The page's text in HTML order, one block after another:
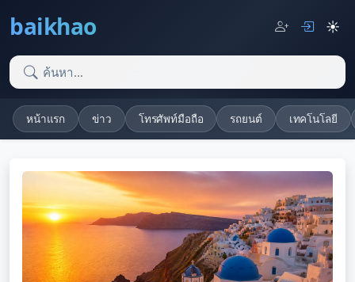
baikhao ☀️
หน้าแรก ข่าว โทรศัพท์มือถือ รถยนต์ เทคโนโลยี